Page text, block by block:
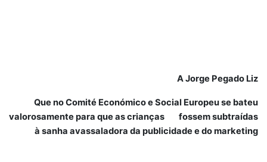
A Jorge Pegado Liz
Que no Comité Económico e Social Europeu se bateu
valorosamente para que as crianças fossem subtraídas
à sanha avassaladora da publicidade e do marketing